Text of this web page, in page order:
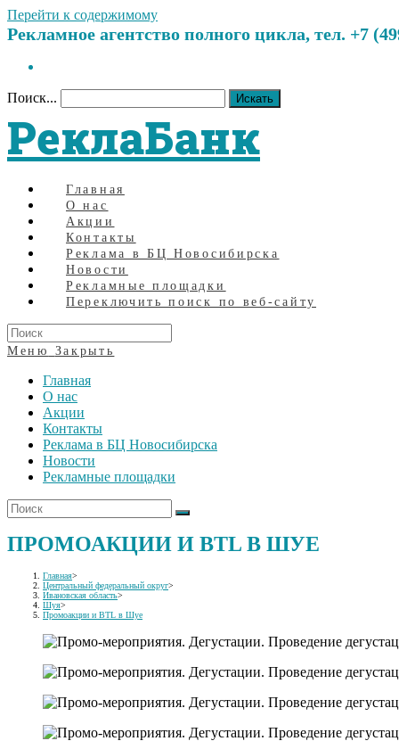
Перейти к содержимому
Рекламное агентство полного цикла, тел. +7
Поиск... Искать
РеклаБанк
Главная
О нас
Акции
Контакты
Реклама в БЦ Новосибирска
Новости
Рекламные площадки
Переключить поиск по веб-сайту
Меню Закрыть
Главная
О нас
Акции
Контакты
Реклама в БЦ Новосибирска
Новости
Рекламные площадки
ПРОМОАКЦИИ И BTL В ШУЕ
Главная>
Центральный федеральный округ>
Ивановская область>
Шуя>
Промоакции и BTL в Шуе